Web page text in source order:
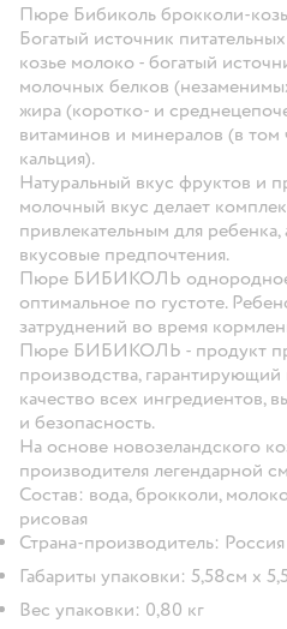
Пюре Бибиколь брокколи-
Богатый источник
козье молоко - богатый
молочных белков
жира (коротко- и
витаминов и минералов (в том
кальция).
Натуральный вкус фруктов и
молочный вкус делает
привлекательным для
вкусовые предпочтения.
Пюре БИБИКОЛЬ однородное
оптимальное по густоте.
затруднений во время
Пюре БИБИКОЛЬ - продукт
производства,
качество всех ингредиентов,
и безопасность.
На основе новозеландского
производителя легендарной
Состав: вода, брокколи,
рисовая
Страна-производитель: Россия
Габариты упаковки: 5,58см x
Вес упаковки: 0,80 кг